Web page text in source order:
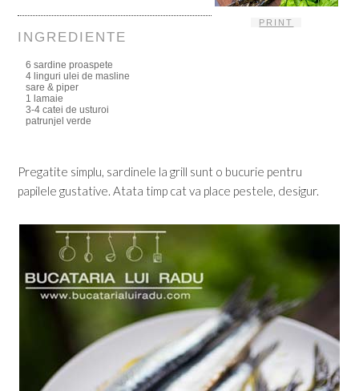
PRINT
INGREDIENTE
6 sardine proaspete
4 linguri ulei de masline
sare & piper
1 lamaie
3-4 catei de usturoi
patrunjel verde
Pregatite simplu, sardinele la grill sunt o bucurie pentru
papilele gustative. Atata timp cat va place pestele, desigur.